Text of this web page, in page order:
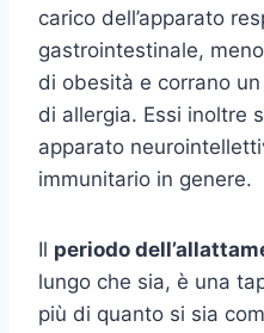
carico dell’apparato
gastrointestinale,
di obesità e corrano
di allergia. Essi inoltre
apparato
immunitario in genere.
Il periodo
lungo che sia, è una
più di quanto si sia